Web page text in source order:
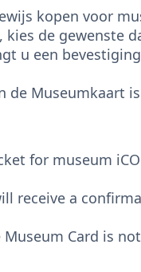
kopen voor
de gewenste
u een
de Museumkaart
for museum
receive a
Card is